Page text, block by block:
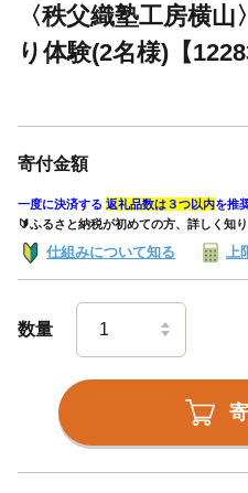
〈秩父織塾工房横
り体験(2名様)【
寄付金額
一度に決済する 返礼品数は３つ以内を推
🔰ふるさと納税が初めての方、詳しく知
仕組みについて知る
数量